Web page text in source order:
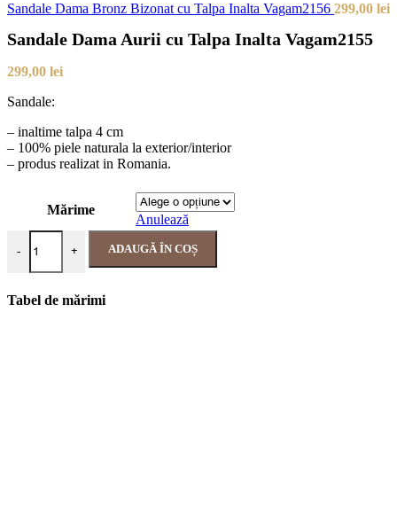
Sandale Dama Bronz Bizonat cu Talpa Inalta Vagam2156 299,00 lei
Sandale Dama Aurii cu Talpa Inalta Vagam2155
299,00 lei
Sandale:
– inaltime talpa 4 cm
– 100% piele naturala la exterior/interior
– produs realizat in Romania.
Mărime
Anulează
- + ADAUGĂ ÎN COȘ
Tabel de mărimi